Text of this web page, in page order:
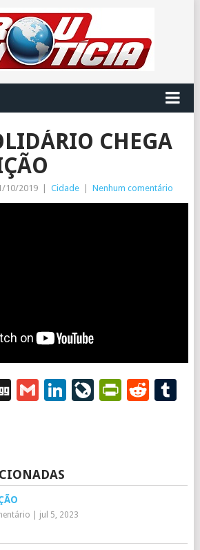
CHEGA
10/2019 Cidade Nenhum comentário
DiggGmailLinkedIn
jul 5, 2023